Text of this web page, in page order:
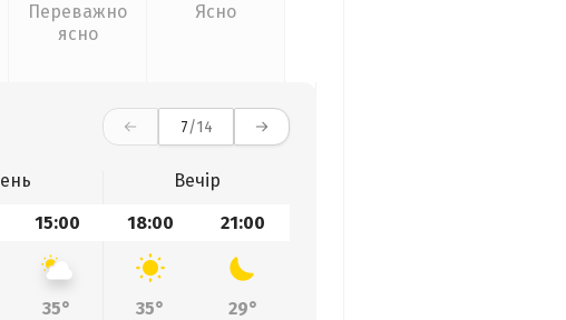
Переважно
ясно
Ясно
7/14
Вечір
15:00 18:00 21:00
35° 35°
29°